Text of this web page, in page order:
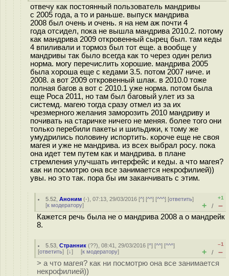
отвечу как постоянный пользователь мандривы
с 2005 года, а то и раньше. выпуск мандрива
2008 был очень и очень. я на нем аж почти 4
года отсидел, пока не вышла мандрива 2010.2. потому
как мандрива 2009 откровенный сырец был. там кеды
4 впиливали и тормоз был тот еще. а вообще у
мандривы так было всегда как то через один релиз
норма. могу перечислить хорошие. мандрива 2005
была хороша еще с кедами 3.5. потом 2007 ниче. и
2008. а вот 2009 откровенный шлак. в 2010.0 тоже
полная багов а вот с 2010.1 уже норма. потом была
еще Роса 2011, но там был баговый улет из за
системд. магею тогда сразу отмел из за их
чрезмерного желания заморозить 2010 мандриву и
почивать на старичке ничего не меняя. более того они
только перебили пакеты и шильдики, к тому же
умудрились половину испортить. короче еще не своя
магея и уже не мандрива. из всех выбрал росу. пока
она идет тем путем как и мандрива. в плане
стремления улучшать интерфейс и кеды. а что магея?
как ни посмотрю она все занимается некрофилией))
увы. но это так. пора бы им заканчивать с этим.
5.52 ,Аноним (-), 07:13, 29/03/2016 [^] [^^] [^^^] [ответить]
[к модератору]
+1
+ / –
Кажется речь была не о мандрива 2008 а о мандрейк
8.
5.53 ,Странник (??), 08:41, 29/03/2016 [^] [^^] [^^^]
[ответить] [↓] [к модератору]
–1
+ / –
> а что магея? как ни посмотрю она все занимается
некрофилией))